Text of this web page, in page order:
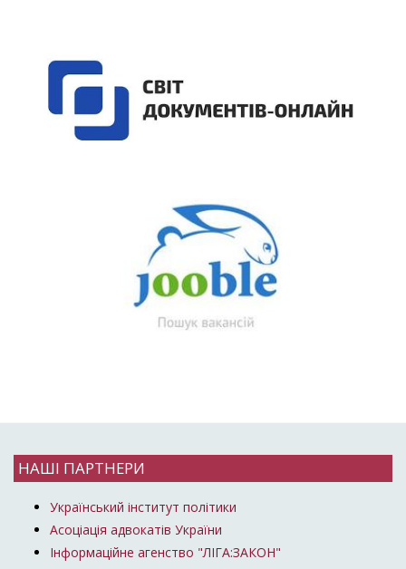
НАШІ ПАРТНЕРИ
Український інститут політики
Асоціація адвокатів України
Інформаційне агенство "ЛІГА:ЗАКОН"